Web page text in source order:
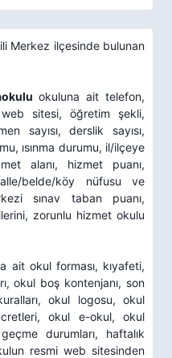
Merkez ilçesinde bulunan
okuluna ait telefon,
sitesi, öğretim şekli,
sayısı, derslik sayısı,
ısınma durumu, il/ilçeye
alanı, hizmet puanı,
belde/köy nüfusu ve
sınav taban puanı,
zorunlu hizmet okulu
ait okul forması, kıyafeti,
okul boş kontenjanı, son
okul logosu, okul
okul e-okul, okul
durumları, haftalık
resmi web sitesinden